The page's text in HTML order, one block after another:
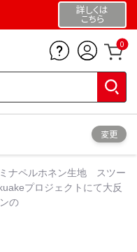
詳しくは
こちら
0
変更
ミナペルホネン生地 スツー
プロジェクトにて大反
の